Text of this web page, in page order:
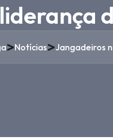
>Notícias>Jangadeiros